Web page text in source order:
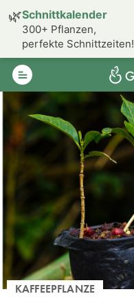
KAFFEEPFLANZE
🌿Schnittkalender
300+ Pflanzen,
perfekte Schnittzeiten!